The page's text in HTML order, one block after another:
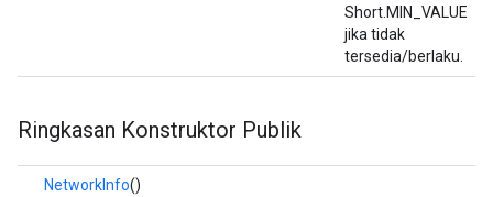
Short.MIN_VALUE
jika tidak
tersedia/berlaku.
Ringkasan Konstruktor Publik
NetworkInfo()